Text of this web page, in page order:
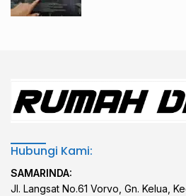
Hubungi Kami:
SAMARINDA:
Jl. Langsat No.61 Vorvo, Gn. Kelua,